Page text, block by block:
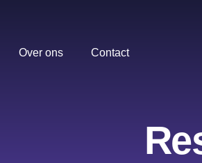
Over ons Contact